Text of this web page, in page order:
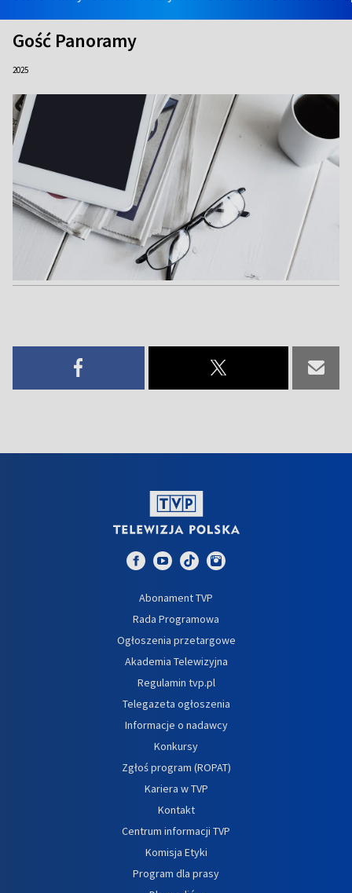
Gość Panoramy
2025
Abonament TVP
Rada Programowa
Ogłoszenia przetargowe
Akademia Telewizyjna
Regulamin tvp.pl
Telegazeta ogłoszenia
Informacje o nadawcy
Konkursy
Zgłoś program (ROPAT)
Kariera w TVP
Kontakt
Centrum informacji TVP
Komisja Etyki
Program dla prasy